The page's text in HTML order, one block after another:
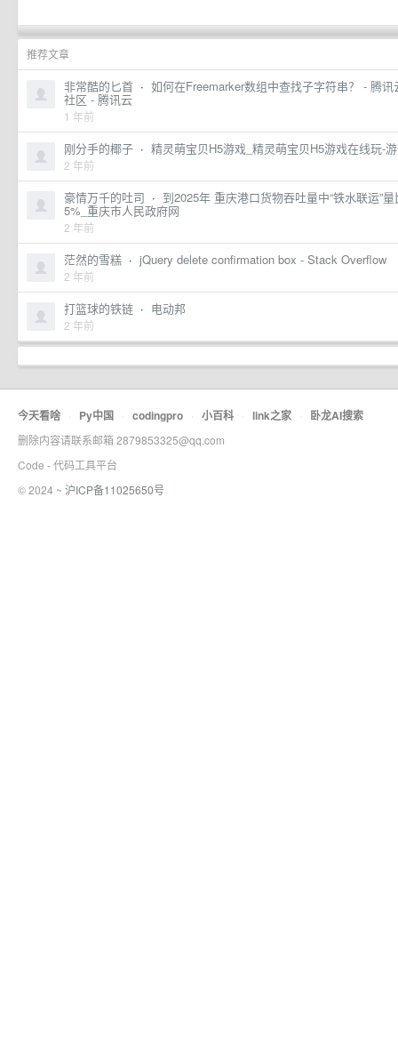
推荐文章
非常酷的匕首 · 如何在Freemarker数组中查找子字符串？ - 腾讯
社区 - 腾讯云
1 年前
刚分手的椰子 · 精灵萌宝贝H5游戏_精灵萌宝贝H5游戏在线玩-
2 年前
豪情万千的吐司 · 到2025年 重庆港口货物吞吐量中“铁水联运”
5%_重庆市人民政府网
2 年前
茫然的雪糕 · jQuery delete confirmation box - Stack Overflow
2 年前
打篮球的铁链 · 电动邦
2 年前
今天看啥 · Py中国 · codingpro · 小百科 · link之家 · 卧龙AI搜索
删除内容请联系邮箱 2879853325@qq.com
Code - 代码工具平台
© 2024 ~ 沪ICP备11025650号